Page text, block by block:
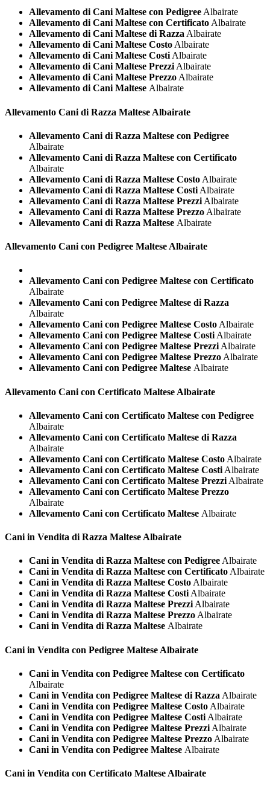
Allevamento di Cani Maltese con Pedigree Albairate
Allevamento di Cani Maltese con Certificato Albairate
Allevamento di Cani Maltese di Razza Albairate
Allevamento di Cani Maltese Costo Albairate
Allevamento di Cani Maltese Costi Albairate
Allevamento di Cani Maltese Prezzi Albairate
Allevamento di Cani Maltese Prezzo Albairate
Allevamento di Cani Maltese Albairate
Allevamento Cani di Razza Maltese Albairate
Allevamento Cani di Razza Maltese con Pedigree
Albairate
Allevamento Cani di Razza Maltese con Certificato
Albairate
Allevamento Cani di Razza Maltese Costo Albairate
Allevamento Cani di Razza Maltese Costi Albairate
Allevamento Cani di Razza Maltese Prezzi Albairate
Allevamento Cani di Razza Maltese Prezzo Albairate
Allevamento Cani di Razza Maltese Albairate
Allevamento Cani con Pedigree Maltese Albairate
Allevamento Cani con Pedigree Maltese con Certificato
Albairate
Allevamento Cani con Pedigree Maltese di Razza
Albairate
Allevamento Cani con Pedigree Maltese Costo Albairate
Allevamento Cani con Pedigree Maltese Costi Albairate
Allevamento Cani con Pedigree Maltese Prezzi Albairate
Allevamento Cani con Pedigree Maltese Prezzo Albairate
Allevamento Cani con Pedigree Maltese Albairate
Allevamento Cani con Certificato Maltese Albairate
Allevamento Cani con Certificato Maltese con Pedigree
Albairate
Allevamento Cani con Certificato Maltese di Razza
Albairate
Allevamento Cani con Certificato Maltese Costo Albairate
Allevamento Cani con Certificato Maltese Costi Albairate
Allevamento Cani con Certificato Maltese Prezzi Albairate
Allevamento Cani con Certificato Maltese Prezzo
Albairate
Allevamento Cani con Certificato Maltese Albairate
Cani in Vendita di Razza Maltese Albairate
Cani in Vendita di Razza Maltese con PedigreeAlbairate
Cani in Vendita di Razza Maltese con CertificatoAlbairate
Cani in Vendita di Razza Maltese CostoAlbairate
Cani in Vendita di Razza Maltese CostiAlbairate
Cani in Vendita di Razza Maltese PrezziAlbairate
Cani in Vendita di Razza Maltese PrezzoAlbairate
Cani in Vendita di Razza Maltese Albairate
Cani in Vendita con Pedigree Maltese Albairate
Cani in Vendita con Pedigree Maltese con Certificato
Albairate
Cani in Vendita con Pedigree Maltese di Razza Albairate
Cani in Vendita con Pedigree Maltese Costo Albairate
Cani in Vendita con Pedigree Maltese Costi Albairate
Cani in Vendita con Pedigree Maltese Prezzi Albairate
Cani in Vendita con Pedigree Maltese Prezzo Albairate
Cani in Vendita con Pedigree Maltese Albairate
Cani in Vendita con Certificato Maltese Albairate